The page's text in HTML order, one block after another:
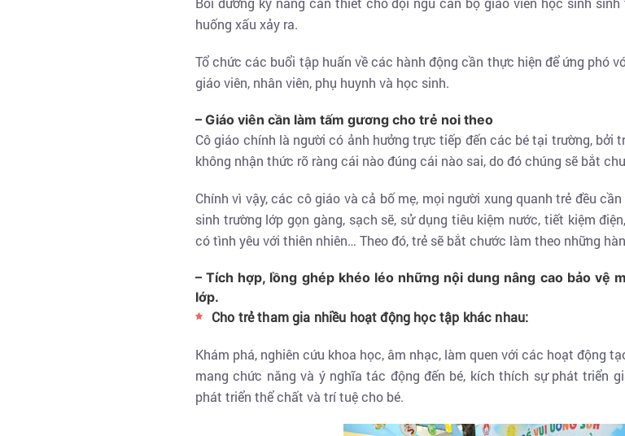
huống xấu xảy ra.
Tổ chức các buổi tập huấn về các hành động cần thực hiện để ứng phó
giáo viên, nhân viên, phụ huynh và học sinh.
– Giáo viên cần làm tấm gương cho trẻ noi theo
Cô giáo chính là người có ảnh hưởng trực tiếp đến các bé tại trường, bởi
không nhận thức rõ ràng cái nào đúng cái nào sai, do đó chúng sẽ bắt
Chính vì vậy, các cô giáo và cả bố mẹ, mọi người xung quanh trẻ đều
sinh trường lớp gọn gàng, sạch sẽ, sử dụng tiêu kiệm nước, tiết kiệm
có tình yêu với thiên nhiên… Theo đó, trẻ sẽ bắt chước làm theo những
– Tích hợp, lồng ghép khéo léo những nội dung nâng cao bảo
lớp.
Cho trẻ tham gia nhiều hoạt động học tập khác nhau:
Khám phá, nghiên cứu khoa học, âm nhạc, làm quen với các hoạt động
mang chức năng và ý nghĩa tác động đến bé, kích thích sự phát triển
phát triển thể chất và trí tuệ cho bé.